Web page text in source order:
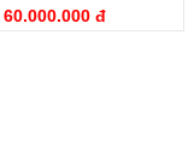
60.000.000 đ